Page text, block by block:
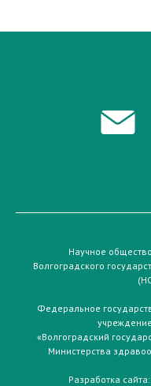
Научное
Волгоградского
Федеральное
«Волгоградский
Министерства
Разработка сайта: